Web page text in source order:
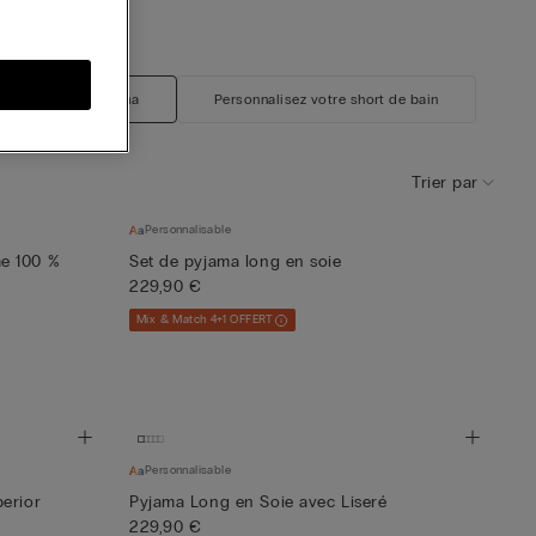
votre pyjama Personnalisez votre short de bain
Trier par
100 %
Personnalisable
Set de pyjama long en soie
229,90 €
Mix & Match 4+1 OFFERT
Personnalisable
Pyjama Long en Soie avec Liseré
229,90 €